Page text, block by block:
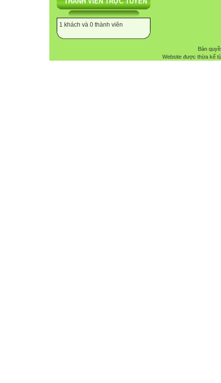
1 khách và 0 thành viên
Bản
Website được thừa kế